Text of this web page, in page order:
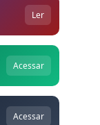
Ler
Acessar
Acessar